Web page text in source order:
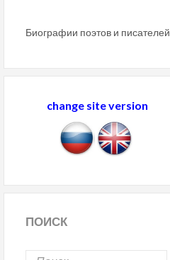
Биографии поэтов и писателей
change site version
ПОИСК